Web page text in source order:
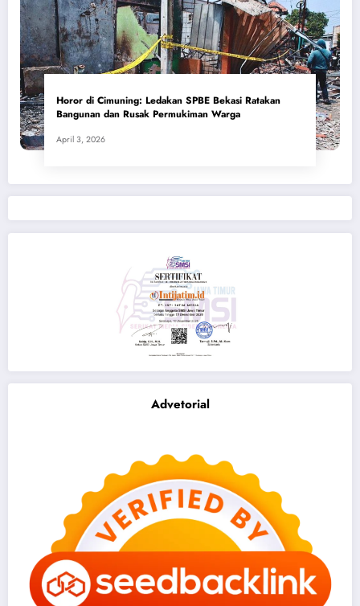
Horor di Cimuning: Ledakan SPBE Bekasi Ratakan
Bangunan dan Rusak Permukiman Warga
April 3, 2026
Advetorial